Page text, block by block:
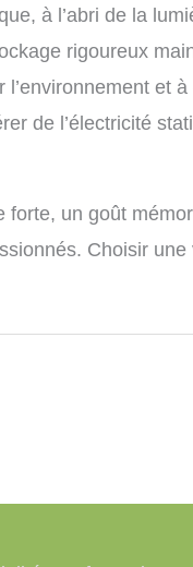
à l’abri de la
rigoureux
et
de l’électricité
un goût
Choisir